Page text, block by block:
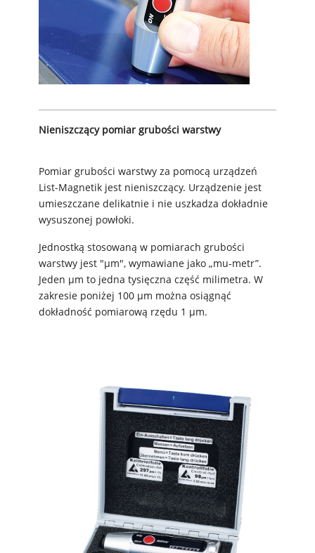
Nieniszczący pomiar grubości warstwy
Pomiar grubości warstwy za pomocą urządzeń
List-Magnetik jest nieniszczący. Urządzenie jest
umieszczane delikatnie i nie uszkadza dokładnie
wysuszonej powłoki.
Jednostką stosowaną w pomiarach grubości
warstwy jest "µm", wymawiane jako „mu-metr”.
Jeden µm to jedna tysięczna część milimetra. W
zakresie poniżej 100 µm można osiągnąć
dokładność pomiarową rzędu 1 µm.